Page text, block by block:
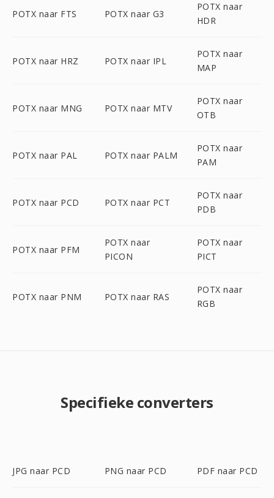
POTX naar FTS POTX naar G3
POTX naar
HDR
POTX naar HRZ POTX naar IPL
POTX naar
MAP
POTX naar MNG POTX naar MTV
POTX naar
OTB
POTX naar PAL POTX naar PALM
POTX naar
PAM
POTX naar PCD POTX naar PCT
POTX naar
PDB
POTX naar PFM
POTX naar
PICON
POTX naar
PICT
POTX naar PNM POTX naar RAS
POTX naar
RGB
Specifieke converters
JPG naar PCD PNG naar PCD PDF naar PCD